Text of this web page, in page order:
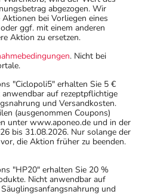
abgezogen. Wir
bei Vorliegen eines
ggf. mit einem anderen
Aktion zu ersetzen.
. Nicht bei
"Ciclopoli5" erhalten Sie 5 €
auf rezeptpflichtige
und Versandkosten.
(ausgenommen Coupons)
unter www.aponeo.de und in der
bis 31.08.2026. Nur solange der
die Aktion früher zu beenden.
"HP20" erhalten Sie 20 %
Nicht anwendbar auf
und